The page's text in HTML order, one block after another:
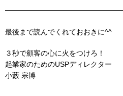
最後まで読んでくれておおきに^^
３秒で顧客の心に火をつけろ！
起業家のためのUSPディレクター
小藪 宗博